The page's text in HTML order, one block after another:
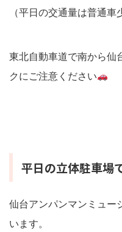
（平日の交通量は普通車
東北自動車道で南から仙
クにご注意ください
平日の立体駐車場
仙台アンパンマンミュー
います。